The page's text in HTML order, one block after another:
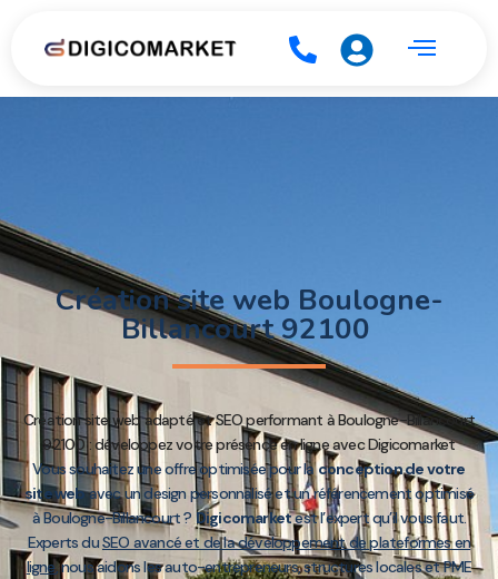
Création site web Boulogne-
Billancourt 92100
Création site web adapté et SEO performant à Boulogne-Billancourt
92100 : développez votre présence en ligne avec Digicomarket
Vous souhaitez une offre optimisée pour laconception de votre
site webavec un design personnalisé et un référencement optimisé
à Boulogne-Billancourt ? Digicomarketest l’expert qu’il vous faut.
Experts duSEO avancé et de la développement de plateformes en
ligne, nous aidons les auto-entrepreneurs, structures locales et PME